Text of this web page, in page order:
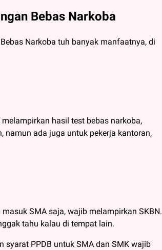
Bebas Narkoba
Narkoba tuh banyak manfaatnya, di
hasil test bebas narkoba,
namun ada juga untuk pekerja kantoran,
SMA saja, wajib melampirkan SKBN.
tahu kalau di tempat lain.
syarat PPDB untuk SMA dan SMK wajib